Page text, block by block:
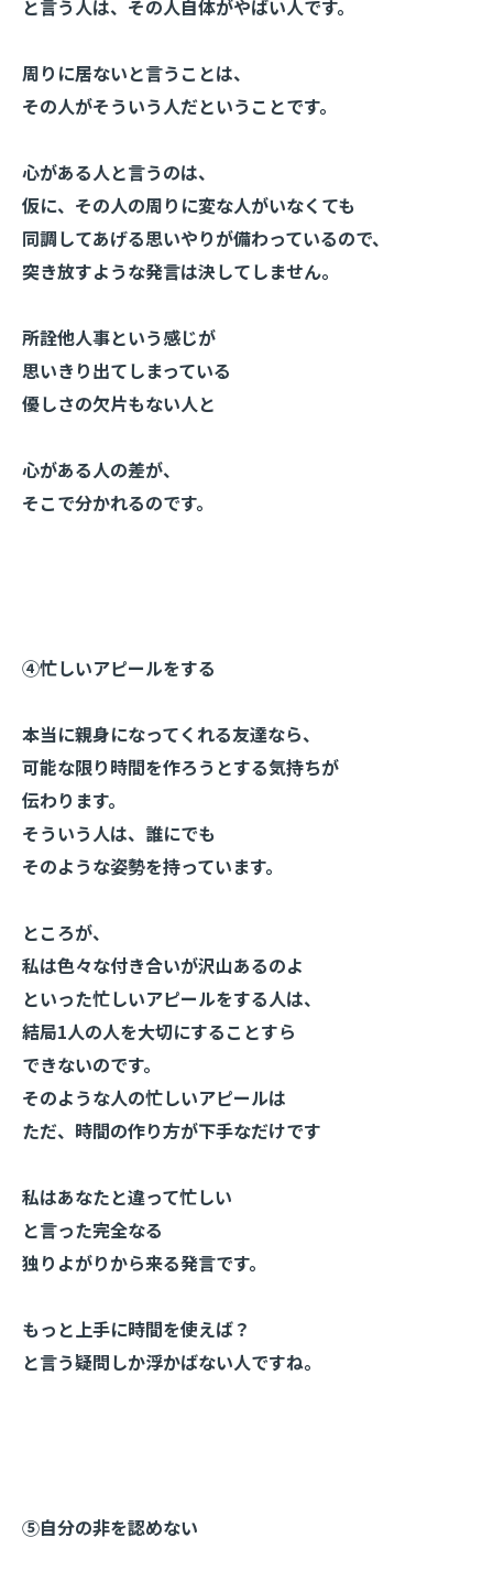
と言う人は、その人自体がやばい人です。
周りに居ないと言うことは、
その人がそういう人だということです。
心がある人と言うのは、
仮に、その人の周りに変な人がいなくても
同調してあげる思いやりが備わっているので、
突き放すような発言は決してしません。
所詮他人事という感じが
思いきり出てしまっている
優しさの欠片もない人と
心がある人の差が、
そこで分かれるのです。
④忙しいアピールをする
本当に親身になってくれる友達なら、
可能な限り時間を作ろうとする気持ちが
伝わります。
そういう人は、誰にでも
そのような姿勢を持っています。
ところが、
私は色々な付き合いが沢山あるのよ
といった忙しいアピールをする人は、
結局1人の人を大切にすることすら
できないのです。
そのような人の忙しいアピールは
ただ、時間の作り方が下手なだけです
私はあなたと違って忙しい
と言った完全なる
独りよがりから来る発言です。
もっと上手に時間を使えば？
と言う疑問しか浮かばない人ですね。
⑤自分の非を認めない